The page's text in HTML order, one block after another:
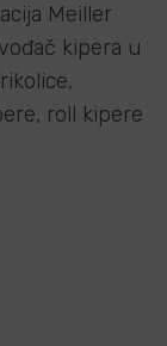
Meiller
kipera u
roll kipere